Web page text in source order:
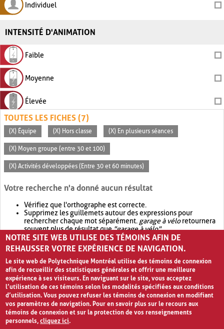
Individuel
INTENSITÉ D'ANIMATION
Faible
Moyenne
Élevée
TOUTES LES FICHES (7)
(X) Équipe (X) Hors classe (X) En plusieurs séances
(X) Moyen groupe (entre 30 et 100)
(X) Activités développées (Entre 30 et 60 minutes)
Votre recherche n'a donné aucun résultat
Vérifiez que l'orthographe est correcte.
Supprimez les guillemets autour des expressions pour
rechercher chaque mot séparément. garage à véloretournera
souvent plus de résultat que"garage à vélo".
Envisagez d'élargir votre recherche avec OR.garage OR vélo
retournera souvent plus de résultat quegarage à vélo
NOTRE SITE WEB UTILISE DES TÉMOINS AFIN DE
REHAUSSER VOTRE EXPÉRIENCE DE NAVIGATION.
Le site web de Polytechnique Montréal utilise des témoins de connexion
afin de recueillir des statistiques générales et offrir une meilleure
expérience à ses visiteurs. En naviguant sur le site, vous acceptez
l’utilisation de ces témoins selon les modalités spécifiées aux conditions
d’utilisation. Vous pouvez refuser les témoins de connexion en modifiant
vos paramètres de navigation. Pour en savoir plus sur le recours aux
témoins de connexion et sur la protection de vos renseignements
personnels,cliquez ici.